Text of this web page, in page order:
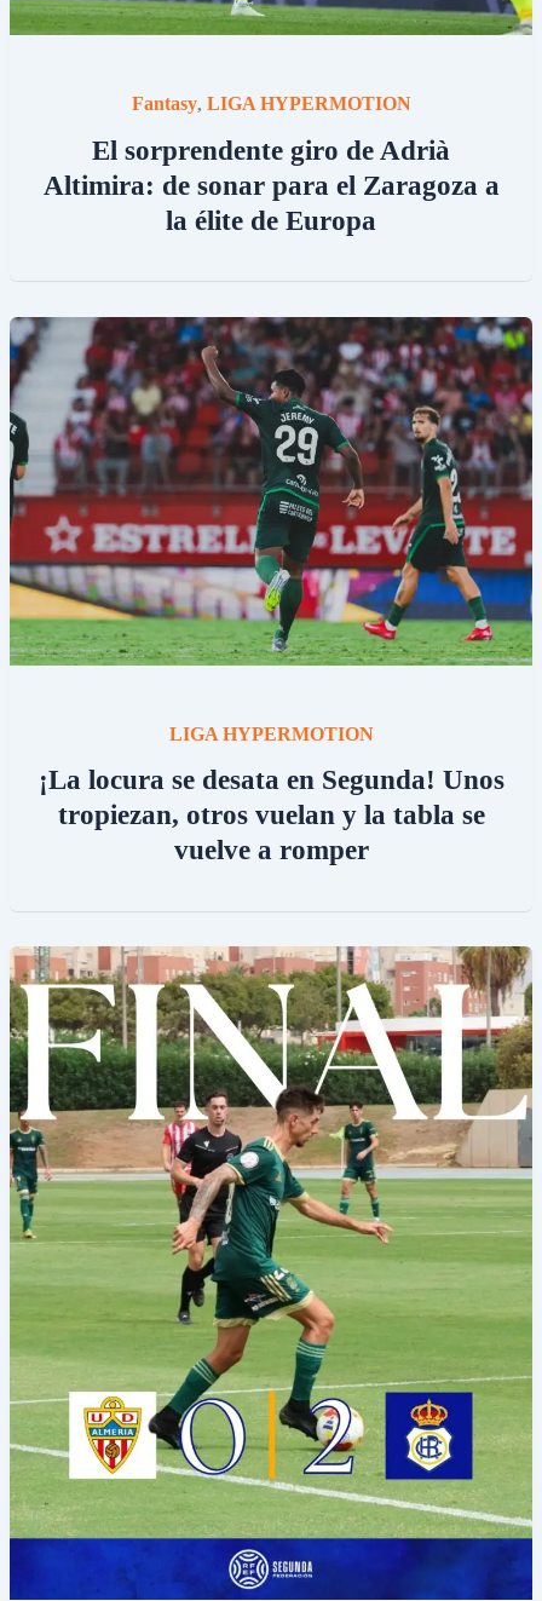
Fantasy, LIGA HYPERMOTION
El sorprendente giro de Adrià
Altimira: de sonar para el Zaragoza a
la élite de Europa
LIGA HYPERMOTION
¡La locura se desata en Segunda! Unos
tropiezan, otros vuelan y la tabla se
vuelve a romper